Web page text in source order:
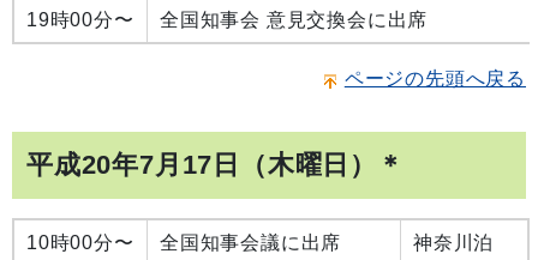
19時00分〜 全国知事会 意見交換会に出席
ページの先頭へ戻る
平成20年7月17日（木曜日）＊
10時00分〜 全国知事会議に出席 神奈川泊